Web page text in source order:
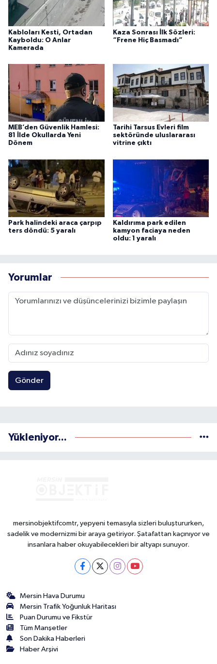
Kabloları Kesti, Ortadan
Kayboldu: O Anlar
Kamerada
Kaza Sonrası İlk Sözleri:
“Frene Hiç Basmadı”
MEB’den Güvenlik Hamlesi:
81 İlde Okullarda Yeni
Dönem
Tarihi Tarsus Evleri film
sektöründe uluslararası
vitrine çıktı
Park halindeki araca çarpıp
ters döndü: 5 yaralı
Kaldırıma park edilen
kamyon faciaya neden
oldu: 1 yaralı
Yorumlar
Gönder
Yükleniyor...
mersinobjektifcomtr, yepyeni temasıyla sizleri buluştururken,
sadelik ve modernizmi bir araya getiriyor. Şatafattan kaçınıyor ve
insanlara haber okuyabilecekleri bir altyapı sunuyor.
Mersin Hava Durumu
Mersin Trafik Yoğunluk Haritası
Puan Durumu ve Fikstür
Tüm Manşetler
Son Dakika Haberleri
Haber Arşivi